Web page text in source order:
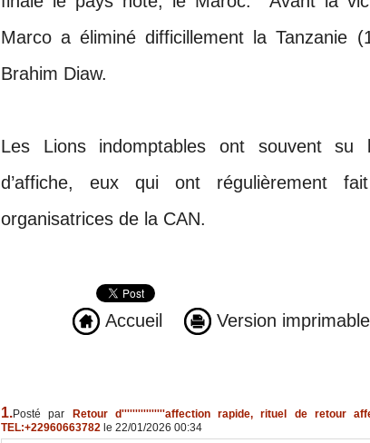
Marco a éliminé difficillement la Tanzanie
Brahim Diaw.
Les Lions indomptables ont souvent su
d’affiche, eux qui ont régulièrement
organisatrices de la CAN.
Accueil Version imprimable
1.Posté par Retour d''''''''''''''''affection rapide, rituel de retour
TEL:+22960663782 le 22/01/2026 00:34